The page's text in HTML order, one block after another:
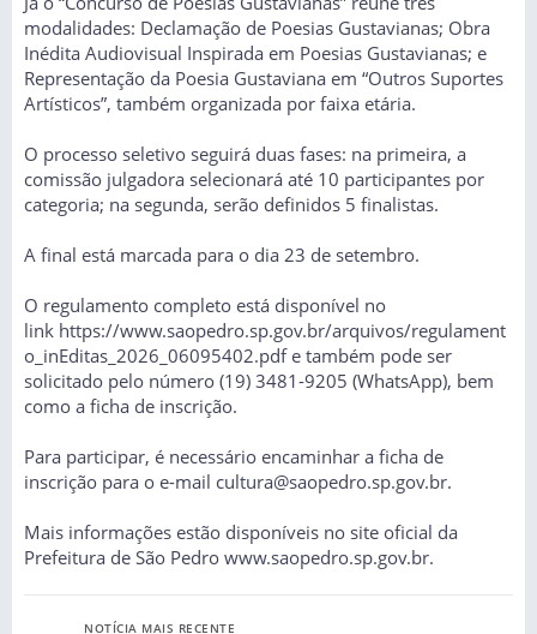
modalidades: Declamação de Poesias Gustavianas; Obra
Inédita Audiovisual Inspirada em Poesias Gustavianas; e
Representação da Poesia Gustaviana em “Outros Suportes
Artísticos”, também organizada por faixa etária.
O processo seletivo seguirá duas fases: na primeira, a
comissão julgadora selecionará até 10 participantes por
categoria; na segunda, serão definidos 5 finalistas.
A final está marcada para o dia 23 de setembro.
O regulamento completo está disponível no
link https://www.saopedro.sp.gov.br/arquivos/regulament
o_inEditas_2026_06095402.pdfe também pode ser
solicitado pelo número (19) 3481-9205 (WhatsApp), bem
como a ficha de inscrição.
Para participar, é necessário encaminhar a ficha de
inscrição para o e-mail cultura@saopedro.sp.gov.br.
Mais informações estão disponíveis no site oficial da
Prefeitura de São Pedro www.saopedro.sp.gov.br.
NOTÍCIA MAIS RECENTE